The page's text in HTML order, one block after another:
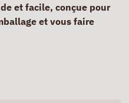
et facile, conçue pour
et vous faire